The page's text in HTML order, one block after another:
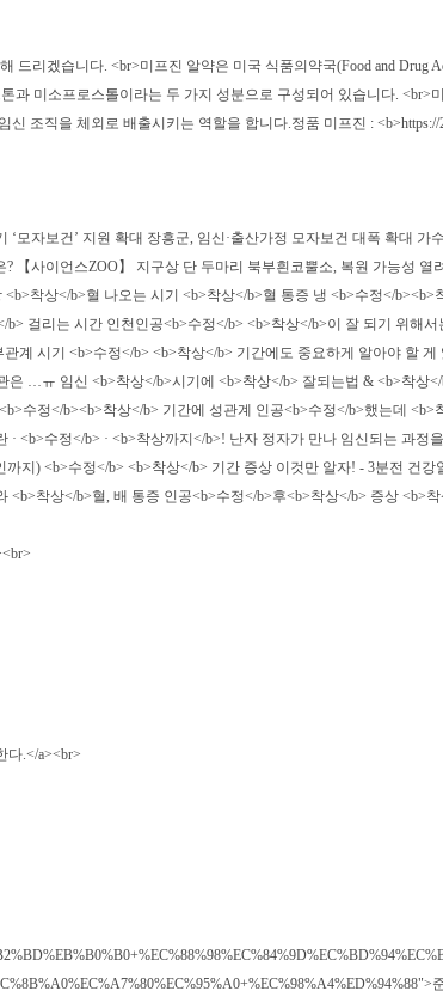
리겠습니다. <br>미프진 알약은 미국 식품의약국(Food and Drug
미소프로스톨이라는 두 가지 성분으로 구성되어 있습니다. <br>
조직을 체외로 배출시키는 역할을 합니다.정품 미프진 : <b>https://
자보건’ 지원 확대 장흥군, 임신·출산가정 모자보건 대폭 확대 가
사이언스ZOO】 지구상 단 두마리 북부흰코뿔소, 복원 가능성 열
착상</b>혈 나오는 시기 <b>착상</b>혈 통증 냉 <b>수정</b><b>
걸리는 시간 인천인공<b>수정</b> <b>착상</b>이 잘 되기 위해
계 시기 <b>수정</b> <b>착상</b> 기간에도 중요하게 알아야 할 게
…ㅠ 임신 <b>착상</b>시기에 <b>착상</b> 잘되는법 & <b>착상
수정</b><b>착상</b> 기간에 성관계 인공<b>수정</b>했는데
<b>수정</b> · <b>착상까지</b>! 난자 정자가 만나 임신되는 과정
지) <b>수정</b> <b>착상</b> 기간 증상 이것만 알자! - 3분전 건
착상</b>혈, 배 통증 인공<b>수정</b>후<b>착상</b> 증상 <b>
다.</a><br>